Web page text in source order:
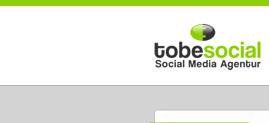
Direkt zum Inhalt